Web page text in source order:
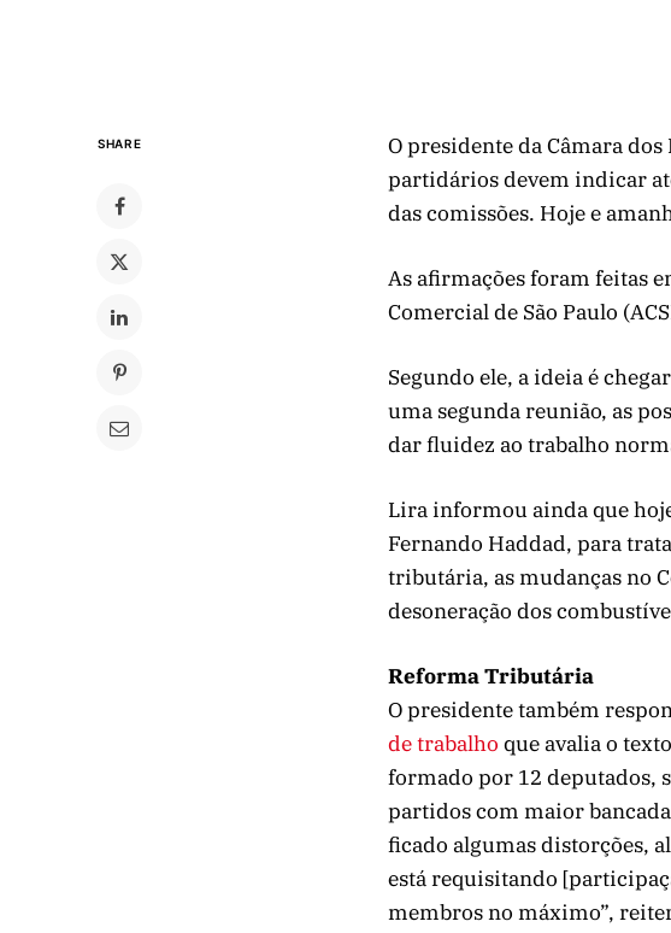
SHARE
O presidente da Câmara
partidários devem indicar
das comissões. Hoje e
As afirmações foram feitas
Comercial de São Paulo
Segundo ele, a ideia é
uma segunda reunião, as
dar fluidez ao trabalho
Lira informou ainda que
Fernando Haddad, para
tributária, as mudanças no
desoneração dos
Reforma Tributária
O presidente também
de trabalho que avalia o
formado por 12 deputados,
partidos com maior
ficado algumas distorções,
está requisitando
membros no máximo”,